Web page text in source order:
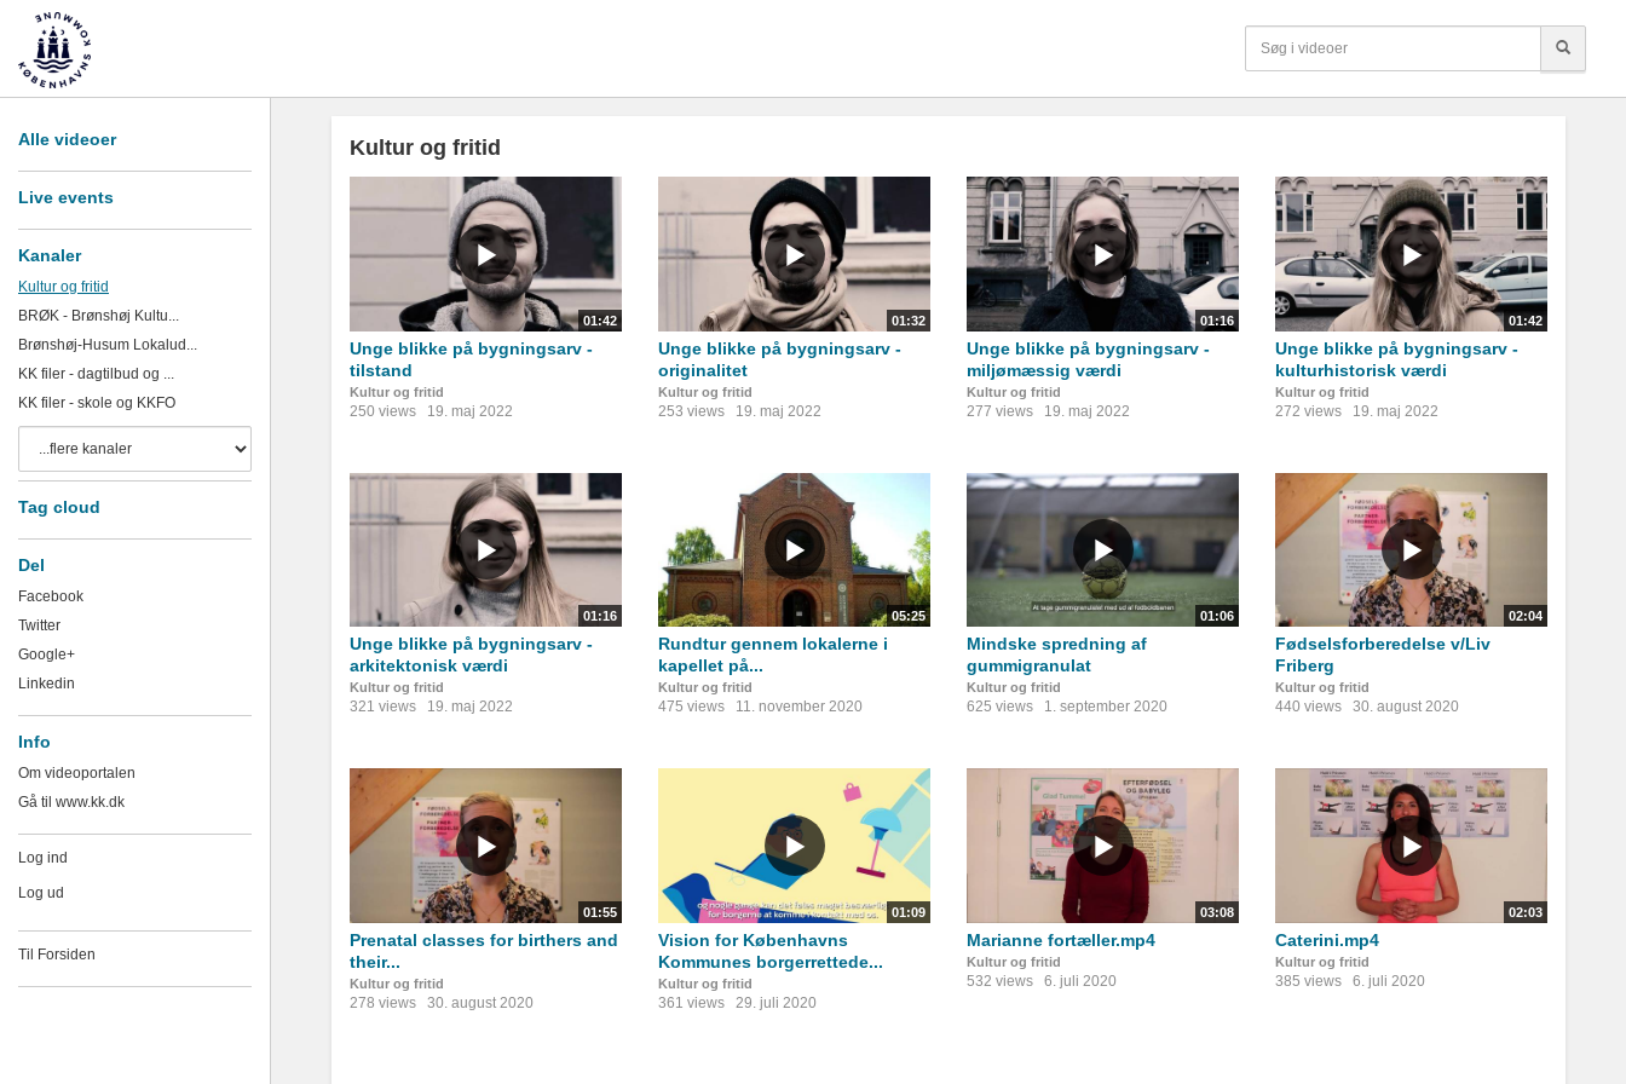
Alle videoer
Live events
Kanaler
Kultur og fritid
BRØK - Brønshøj Kultu...
Brønshøj-Husum Lokalud...
KK filer - dagtilbud og ...
KK filer - skole og KKFO
Tag cloud
Del
Facebook
Twitter
Google+
Linkedin
Info
Om videoportalen
Gå til www.kk.dk
Log ind
Log ud
Til Forsiden
Kultur og fritid
01:42
Unge blikke på bygningsarv -
tilstand
Kultur og fritid
250 views 19. maj 2022
01:32
Unge blikke på bygningsarv -
originalitet
Kultur og fritid
253 views 19. maj 2022
01:16
Unge blikke på bygningsarv -
miljømæssig værdi
Kultur og fritid
277 views 19. maj 2022
01:42
Unge blikke på bygningsarv -
kulturhistorisk værdi
Kultur og fritid
272 views 19. maj 2022
01:16
Unge blikke på bygningsarv -
arkitektonisk værdi
Kultur og fritid
321 views 19. maj 2022
05:25
Rundtur gennem lokalerne i
kapellet på...
Kultur og fritid
475 views 11. november 2020
01:06
Mindske spredning af
gummigranulat
Kultur og fritid
625 views 1. september 2020
02:04
Fødselsforberedelse v/Liv
Friberg
Kultur og fritid
440 views 30. august 2020
01:55
Prenatal classes for birthers and
their...
Kultur og fritid
278 views 30. august 2020
01:09
Vision for Københavns
Kommunes borgerrettede...
Kultur og fritid
361 views 29. juli 2020
03:08
Marianne fortæller.mp4
Kultur og fritid
532 views 6. juli 2020
02:03
Caterini.mp4
Kultur og fritid
385 views 6. juli 2020